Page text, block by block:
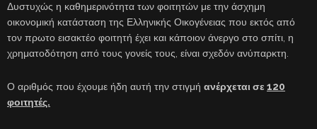
Δυστυχώς η καθημερινότητα των φοιτητών με την άσχημη
οικονομική κατάσταση της Ελληνικής Οικογένειας που εκτός από
τον πρωτο εισακτέο φοιτητή έχει και κάποιον άνεργο στο σπίτι, η
χρηματοδότηση από τους γονείς τους, είναι σχεδόν ανύπαρκτη.
Ο αριθμός που έχουμε ήδη αυτή την στιγμή ανέρχεται σε 120
φοιτητές.